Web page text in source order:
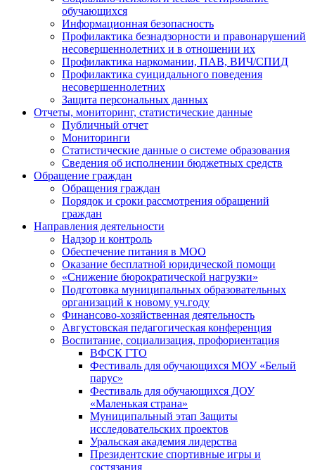
обучающихся
Информационная безопасность
Профилактика безнадзорности и правонарушений
несовершеннолетних и в отношении их
Профилактика наркомании, ПАВ, ВИЧ/СПИД
Профилактика суицидального поведения
несовершеннолетних
Защита персональных данных
Отчеты, мониторинг, статистические данные
Публичный отчет
Мониторинги
Статистические данные о системе образования
Сведения об исполнении бюджетных средств
Обращение граждан
Обращения граждан
Порядок и сроки рассмотрения обращений
граждан
Направления деятельности
Надзор и контроль
Обеспечение питания в МОО
Оказание бесплатной юридической помощи
«Снижение бюрократической нагрузки»
Подготовка муниципальных образовательных
организаций к новому уч.году
Финансово-хозяйственная деятельность
Августовская педагогическая конференция
Воспитание, социализация, профориентация
ВФСК ГТО
Фестиваль для обучающихся МОУ «Белый
парус»
Фестиваль для обучающихся ДОУ
«Маленькая страна»
Муниципальный этап Защиты
исследовательских проектов
Уральская академия лидерства
Президентские спортивные игры и
состязания